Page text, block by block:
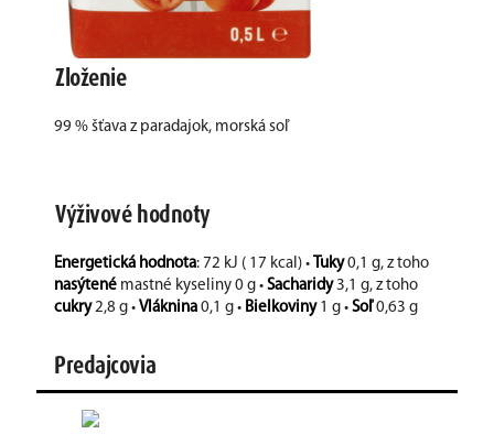
Zloženie
99 % šťava z paradajok, morská soľ
Výživové hodnoty
Energetická hodnota: 72 kJ ( 17 kcal) • Tuky0,1 g, z toho
nasýtené mastné kyseliny 0 g • Sacharidy3,1 g, z toho
cukry2,8 g • Vláknina 0,1 g • Bielkoviny1 g • Soľ0,63 g
Predajcovia